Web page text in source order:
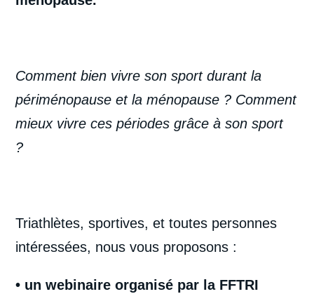
Comment bien vivre son sport durant la
périménopause et la ménopause ? Comment
mieux vivre ces périodes grâce à son sport
?
Triathlètes, sportives, et toutes personnes
intéressées, nous vous proposons :
• un webinaire organisé par la FFTRI